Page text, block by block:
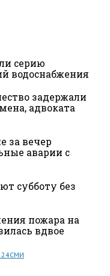
серию
водоснабжения
задержали
адвоката
за вечер
аварии с
субботу без
пожара на
вдвое
24СМИ